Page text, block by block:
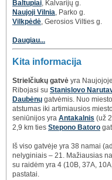
Baltupiai , Kalvarijų g.
Naujoji Vilnia , Parko g.
Vilkpėdė , Gerosios Vilties g.
Daugiau...
Kita informacija
Strielčiukų gatvė yra
Ribojasi su Stanislovo
Daubėnų gatvėmis. Nuo
atstumas iki artimiausios
seniūnijos yra Antakalnis (už
2,9 km ties Stepono Batoro
Iš viso gatvėje yra 38 namai
nelyginiais – 21. Mažiausias
su raidėm yra 4 (10B, 37A,
pastatai.